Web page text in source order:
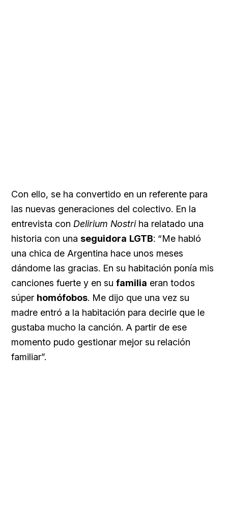
Con ello, se ha convertido en un referente para
las nuevas generaciones del colectivo. En la
entrevista con Delirium Nostriha relatado una
historia con una seguidora LGTB: “Me habló
una chica de Argentina hace unos meses
dándome las gracias. En su habitación ponía mis
canciones fuerte y en su familia eran todos
súper homófobos. Me dijo que una vez su
madre entró a la habitación para decirle que le
gustaba mucho la canción. A partir de ese
momento pudo gestionar mejor su relación
familiar”.